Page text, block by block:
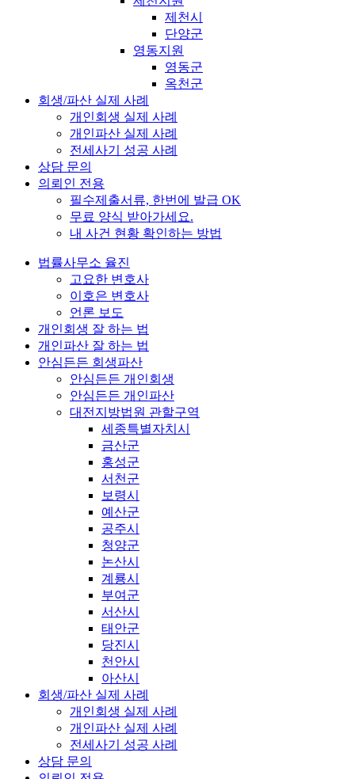
제천시
단양군
영동지원
영동군
옥천군
회생/파산 실제 사례
개인회생 실제 사례
개인파산 실제 사례
전세사기 성공 사례
상담 문의
의뢰인 전용
필수제출서류, 한번에 발급 OK
무료 양식 받아가세요.
내 사건 현황 확인하는 방법
법률사무소 율진
고요한 변호사
이호은 변호사
언론 보도
개인회생 잘 하는 법
개인파산 잘 하는 법
안심든든 회생파산
안심든든 개인회생
안심든든 개인파산
대전지방법원 관할구역
세종특별자치시
금산군
홍성군
서천군
보령시
예산군
공주시
청양군
논산시
계룡시
부여군
서산시
태안군
당진시
천안시
아산시
회생/파산 실제 사례
개인회생 실제 사례
개인파산 실제 사례
전세사기 성공 사례
상담 문의